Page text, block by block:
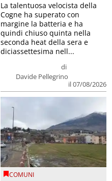
di
Davide Pellegrino
il 07/08/2026
La talentuosa velocista della
Cogne ha superato con
margine la batteria e ha
quindi chiuso quinta nella
seconda heat della sera e
diciassettesima nell...
COMUNI